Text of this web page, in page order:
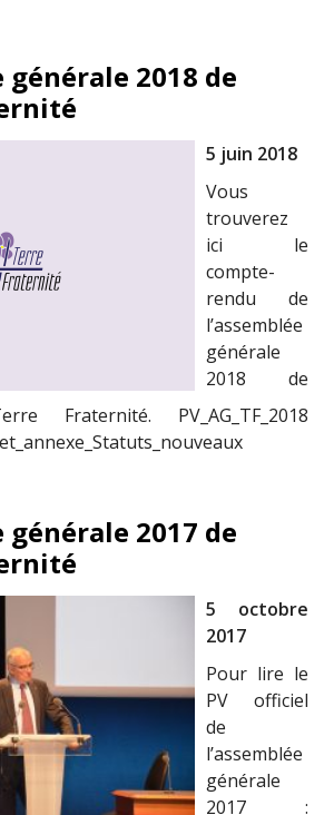
générale 2018 de
5 juin 2018
Vous
trouverez
ici le
compte-
rendu de
l’assemblée
générale
2018 de
Fraternité. PV_AG_TF_2018
générale 2017 de
5 octobre
2017
Pour lire le
PV officiel
de
l’assemblée
générale
2017 :